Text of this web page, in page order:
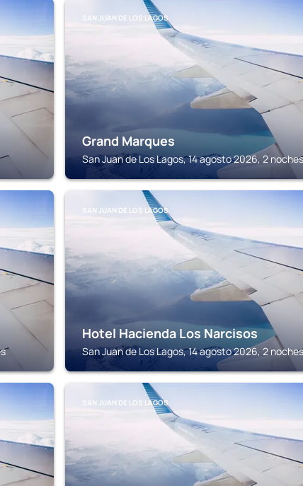
SAN JUAN DE LOS LAGOS
Grand Marques
San Juan de Los Lagos, 14 agosto 2026, 2
SAN JUAN DE LOS LAGOS
Hotel Hacienda Los Narcisos
San Juan de Los Lagos, 14 agosto 2026, 2
SAN JUAN DE LOS LAGOS